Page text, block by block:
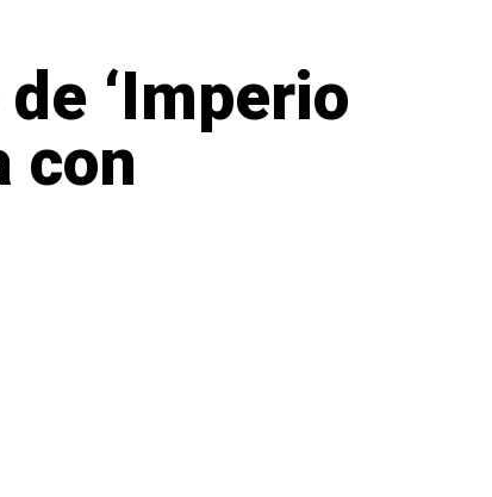
‘Imperio
con